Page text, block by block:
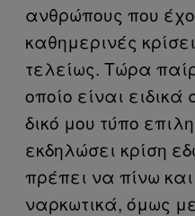
ανθρώπους που
καθημερινές
τελείως. Τώρα
οποίο είναι
δικό μου τύπο
εκδηλώσει κρίση
πρέπει να πίνω
ναρκωτικά, όμως